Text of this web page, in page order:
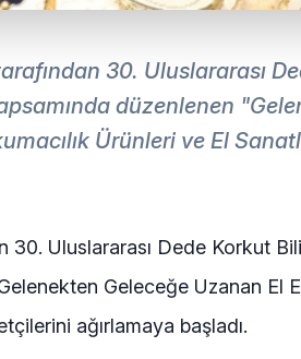
30. Uluslararası
düzenlenen
Ürünleri ve El
Uluslararası Dede Korkut
Geleceğe Uzanan El
ağırlamaya başladı.